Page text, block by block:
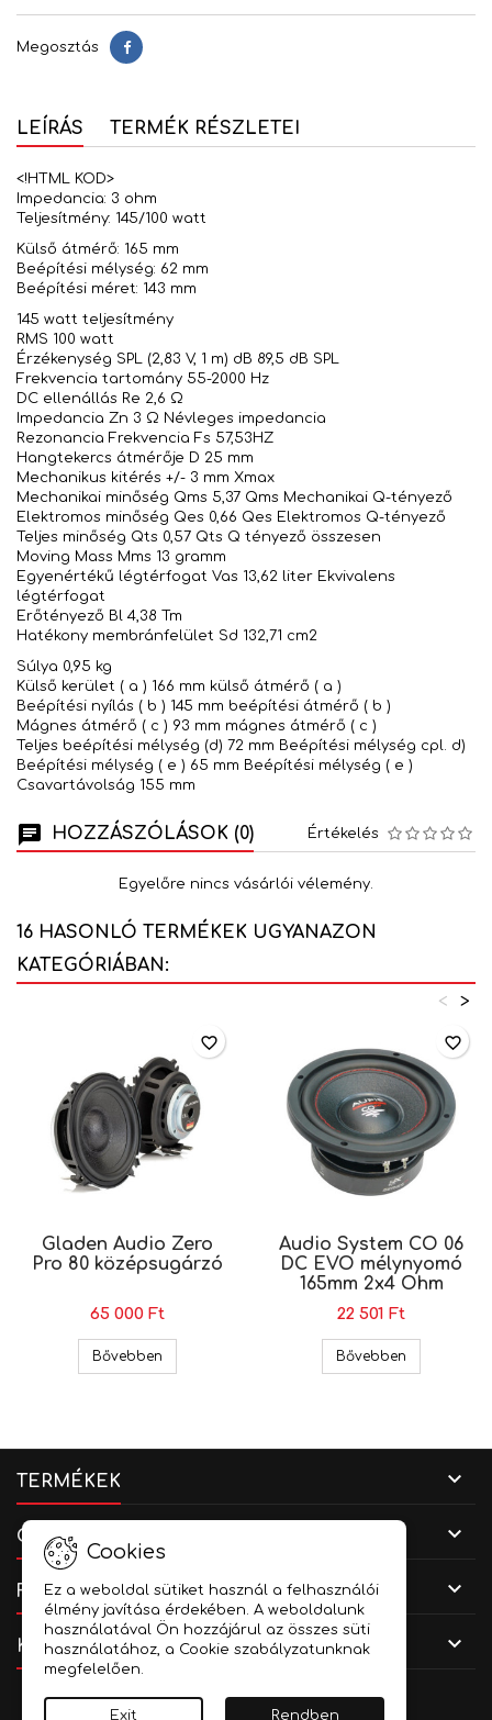
Megosztás Megosztás
LEÍRÁS TERMÉK RÉSZLETEI
<!HTML KOD>
Impedancia: 3 ohm
Teljesítmény: 145/100 watt
Külső átmérő: 165 mm
Beépítési mélység: 62 mm
Beépítési méret: 143 mm
145 watt teljesítmény
RMS 100 watt
Érzékenység SPL (2,83 V, 1 m) dB 89,5 dB SPL
Frekvencia tartomány 55-2000 Hz
DC ellenállás Re 2,6 Ω
Impedancia Zn 3 Ω Névleges impedancia
Rezonancia Frekvencia Fs 57,53HZ
Hangtekercs átmérője D 25 mm
Mechanikus kitérés +/- 3 mm Xmax
Mechanikai minőség Qms 5,37 Qms Mechanikai Q-tényező
Elektromos minőség Qes 0,66 Qes Elektromos Q-tényező
Teljes minőség Qts 0,57 Qts Q tényező összesen
Moving Mass Mms 13 gramm
Egyenértékű légtérfogat Vas 13,62 liter Ekvivalens
légtérfogat
Erőtényező Bl 4,38 Tm
Hatékony membránfelület Sd 132,71 cm2
Súlya 0,95 kg
Külső kerület ( a ) 166 mm külső átmérő ( a )
Beépítési nyílás ( b ) 145 mm beépítési átmérő ( b )
Mágnes átmérő ( c ) 93 mm mágnes átmérő ( c )
Teljes beépítési mélység (d) 72 mm Beépítési mélység cpl. d)
Beépítési mélység ( e ) 65 mm Beépítési mélység ( e )
Csavartávolság 155 mm
HOZZÁSZÓLÁSOK (0) Értékelés
Egyelőre nincs vásárlói vélemény.
16 HASONLÓ TERMÉKEK UGYANAZON
KATEGÓRIÁBAN:
>
<
Gladen Audio Zero
Pro 80 középsugárzó
65 000 Ft
Bővebben Gladen Audio Zero Pro 80 középsugárzó
favorite_border
Audio System CO 06
DC EVO mélynyomó
165mm 2x4 Ohm
22 501 Ft
Bővebben
favorite_border
TERMÉKEK 
CÉGADATOK 
FIÓKOD 
KAPCSOLAT 
Cookies
Ez a weboldal sütiket használ a felhasználói
élmény javítása érdekében. A weboldalunk
használatával Ön hozzájárul az összes süti
használatához, a Cookie szabályzatunknak
megfelelően.
Exit Rendben
Facebook
YouTubeInstagram